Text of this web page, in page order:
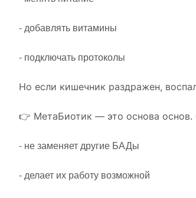
- добавлять витамины
- подключать протоколы
Но если кишечник раздражен,
👉 МетаБиотик — это основа основ.
- не заменяет другие БАДы
- делает их работу возможной